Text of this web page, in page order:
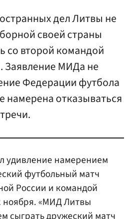
дел Литвы не
своей страны
со второй командой
Заявление МИДа не
Федерации футбола
намерена отказываться
удивление намерением
футбольный матч
России и командой
ноября. «МИД Литвы
сыграть дружеский матч